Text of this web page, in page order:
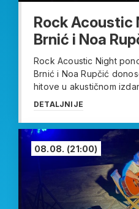
Rock Acoustic
Brnić i Noa
Rock Acoustic Night
Brnić i Noa Rupčić
hitove u akustičnom
DETALJNIJE
08.08. (21:00)